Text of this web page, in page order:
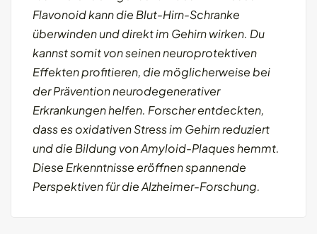
Flavonoid kann die Blut-Hirn-Schranke
überwinden und direkt im Gehirn wirken. Du
kannst somit von seinen neuroprotektiven
Effekten profitieren, die möglicherweise bei
der Prävention neurodegenerativer
Erkrankungen helfen. Forscher entdeckten,
dass es oxidativen Stress im Gehirn reduziert
und die Bildung von Amyloid-Plaques hemmt.
Diese Erkenntnisse eröffnen spannende
Perspektiven für die Alzheimer-Forschung.